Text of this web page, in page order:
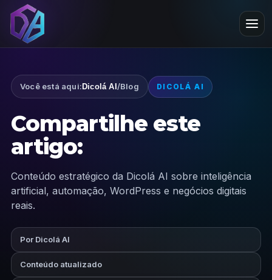
Você está aqui: Dicolá AI /Blog DICOLÁ AI
Compartilhe este
artigo:
Conteúdo estratégico da Dicolá AI sobre inteligência
artificial, automação, WordPress e negócios digitais
reais.
Por Dicolá AI
Conteúdo atualizado